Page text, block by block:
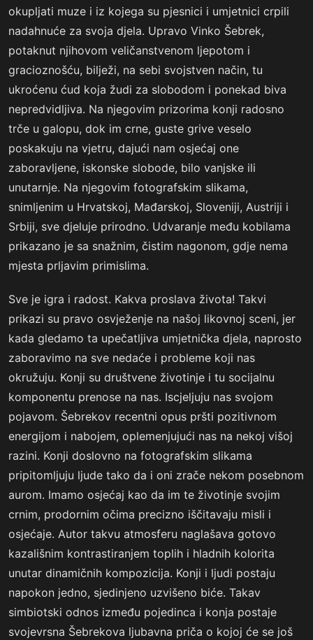
okupljati muze i iz kojega su pjesnici i umjetnici crpili
nadahnuće za svoja djela. Upravo Vinko Šebrek,
potaknut njihovom veličanstvenom ljepotom i
gracioznošću, bilježi, na sebi svojstven način, tu
ukroćenu ćud koja žudi za slobodom i ponekad biva
nepredvidljiva. Na njegovim prizorima konji radosno
trče u galopu, dok im crne, guste grive veselo
poskakuju na vjetru, dajući nam osjećaj one
zaboravljene, iskonske slobode, bilo vanjske ili
unutarnje. Na njegovim fotografskim slikama,
snimljenim u Hrvatskoj, Mađarskoj, Sloveniji, Austriji i
Srbiji, sve djeluje prirodno. Udvaranje među kobilama
prikazano je sa snažnim, čistim nagonom, gdje nema
mjesta prljavim primislima.
Sve je igra i radost. Kakva proslava života! Takvi
prikazi su pravo osvježenje na našoj likovnoj sceni, jer
kada gledamo ta upečatljiva umjetnička djela, naprosto
zaboravimo na sve nedaće i probleme koji nas
okružuju. Konji su društvene životinje i tu socijalnu
komponentu prenose na nas. Iscjeljuju nas svojom
pojavom. Šebrekov recentni opus pršti pozitivnom
energijom i nabojem, oplemenjujući nas na nekoj višoj
razini. Konji doslovno na fotografskim slikama
pripitomljuju ljude tako da i oni zrače nekom posebnom
aurom. Imamo osjećaj kao da im te životinje svojim
crnim, prodornim očima precizno iščitavaju misli i
osjećaje. Autor takvu atmosferu naglašava gotovo
kazališnim kontrastiranjem toplih i hladnih kolorita
unutar dinamičnih kompozicija. Konji i ljudi postaju
napokon jedno, sjedinjeno uzvišeno biće. Takav
simbiotski odnos između pojedinca i konja postaje
svojevrsna Šebrekova ljubavna priča o kojoj će se još